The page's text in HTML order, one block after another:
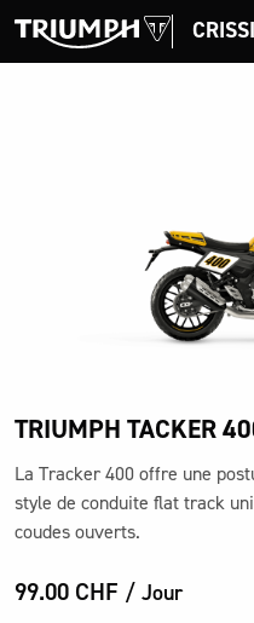
TRIUMPH TACKER
La Tracker 400 offre une
style de conduite flat track
coudes ouverts.
99.00 CHF / Jour